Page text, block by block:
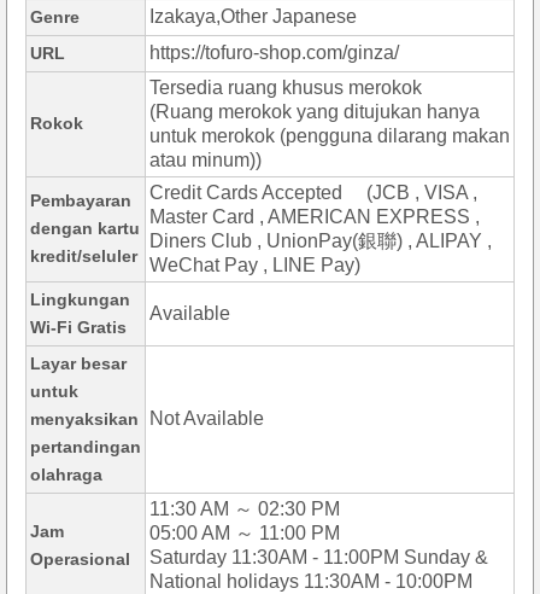
Genre Izakaya,Other Japanese
URL https://tofuro-shop.com/ginza/
Rokok
Tersedia ruang khusus merokok
(Ruang merokok yang ditujukan hanya
untuk merokok (pengguna dilarang makan
atau minum))
Pembayaran
dengan kartu
kredit/seluler
Credit Cards Accepted (JCB , VISA ,
Master Card , AMERICAN EXPRESS ,
Diners Club , UnionPay(銀聯) , ALIPAY ,
WeChat Pay , LINE Pay)
Lingkungan
Wi-Fi Gratis
Available
Layar besar
untuk
menyaksikan
pertandingan
olahraga
Not Available
Jam
Operasional
11:30 AM ～ 02:30 PM
05:00 AM ～ 11:00 PM
Saturday 11:30AM - 11:00PM Sunday &
National holidays 11:30AM - 10:00PM